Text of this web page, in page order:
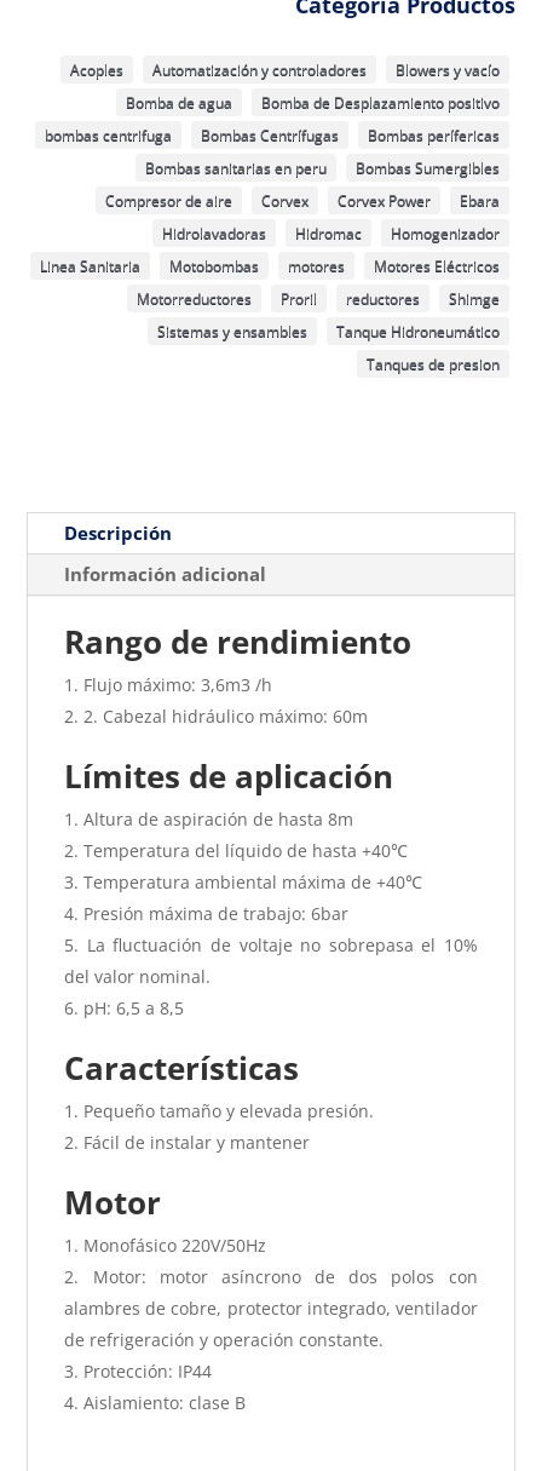
Acoples Automatización y controladores
Blowers y vacío
Bomba de agua
Bomba de Desplazamiento positivo
bombas centrifuga
Bombas Centrífugas
Bombas perífericas
Bombas sanitarias en peru
Bombas Sumergibles
Compresor de aire
Corvex Corvex Power
Ebara
Hidrolavadoras
Hidromac
Homogenizador
Linea Sanitaria
Motobombas motores
Motores Eléctricos
Motorreductores
Proril reductores
Shimge
Sistemas y ensambles
Tanque Hidroneumático
Tanques de presion
Descripción
Información adicional
Rango de rendimiento
Flujo máximo: 3,6m3 /h
2. Cabezal hidráulico máximo: 60m
Límites de aplicación
Altura de aspiración de hasta 8m
Temperatura del líquido de hasta +40℃
Temperatura ambiental máxima de +40℃
Presión máxima de trabajo: 6bar
La fluctuación de voltaje no sobrepasa el 10%
del valor nominal.
pH: 6,5 a 8,5
Características
Pequeño tamaño y elevada presión.
Fácil de instalar y mantener
Motor
Monofásico 220V/50Hz
Motor: motor asíncrono de dos polos con
alambres de cobre, protector integrado, ventilador
de refrigeración y operación constante.
Protección: IP44
Aislamiento: clase B